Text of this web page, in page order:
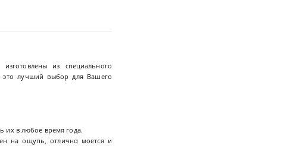
изготовлены из специального
это лучший выбор для Вашего
их в любое время года.
на ощупь, отлично моется и